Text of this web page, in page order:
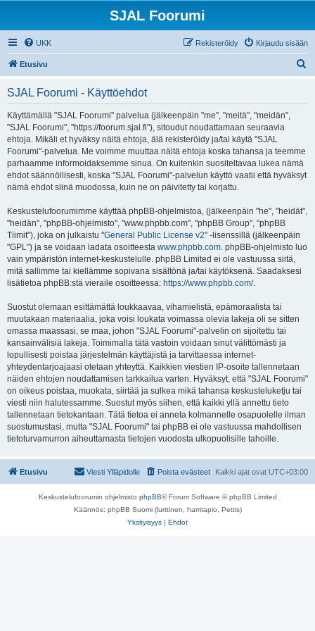
SJAL Foorumi
UKK Kirjaudu sisään
Rekisteröidy
Etusivu
SJAL Foorumi - Käyttöehdot
Käyttämällä "SJAL Foorumi" palvelua (jälkeenpäin "me", "meitä", "meidän",
"SJAL Foorumi", "https://foorum.sjal.fi"), sitoudut noudattamaan seuraavia
ehtoja. Mikäli et hyväksy näitä ehtoja, älä rekisteröidy ja/tai käytä "SJAL
Foorumi"-palvelua. Me voimme muuttaa näitä ehtoja koska tahansa ja teemme
parhaamme informoidaksemme sinua. On kuitenkin suositeltavaa lukea nämä
ehdot säännöllisesti, koska "SJAL Foorumi"-palvelun käyttö vaatii että hyväksyt
nämä ehdot siinä muodossa, kuin ne on päivitetty tai korjattu.
Keskustelufoorumimme käyttää phpBB-ohjelmistoa, (jälkeenpäin "he", "heidät",
"heidän", "phpBB-ohjelmisto", "www.phpbb.com", "phpBB Group", "phpBB
Tiimit"), joka on julkaistu "General Public License v2" -lisenssillä (jälkeenpäin
"GPL") ja se voidaan ladata osoitteesta www.phpbb.com. phpBB-ohjelmisto luo
vain ympäristön internet-keskustelulle. phpBB Limited ei ole vastuussa siitä,
mitä sallimme tai kiellämme sopivana sisältönä ja/tai käytöksenä. Saadaksesi
lisätietoa phpBB:stä vieraile osoitteessa: https://www.phpbb.com/.
Suostut olemaan esittämättä loukkaavaa, vihamielistä, epämoraalista tai
muutakaan materiaalia, joka voisi loukata voimassa olevia lakeja oli se sitten
omassa maassasi, se maa, johon "SJAL Foorumi"-palvelin on sijoitettu tai
kansainvälisiä lakeja. Toimimalla tätä vastoin voidaan sinut välittömästi ja
lopullisesti poistaa järjestelmän käyttäjistä ja tarvittaessa internet-
yhteydentarjoajaasi otetaan yhteyttä. Kaikkien viestien IP-osoite tallennetaan
näiden ehtojen noudattamisen tarkkailua varten. Hyväksyt, että "SJAL Foorumi"
on oikeus poistaa, muokata, siirtää ja sulkea mikä tahansa keskusteluketju tai
viesti niin halutessamme. Suostut myös siihen, että kaikki yllä annettu tieto
tallennetaan tietokantaan. Tätä tietoa ei anneta kolmannelle osapuolelle ilman
suostumustasi, mutta "SJAL Foorumi" tai phpBB ei ole vastuussa mahdollisen
tietoturvamurron aiheuttamasta tietojen vuodosta ulkopuolisille tahoille.
Etusivu Kaikki ajat ovat UTC+03:00
Poista evästeet
Viesti Ylläpidolle
Keskustelufoorumin ohjelmisto phpBB® Forum Software © phpBB Limited
Käännös: phpBB Suomi (lurttinen, harritapio, Pettis)
Yksityisyys | Ehdot